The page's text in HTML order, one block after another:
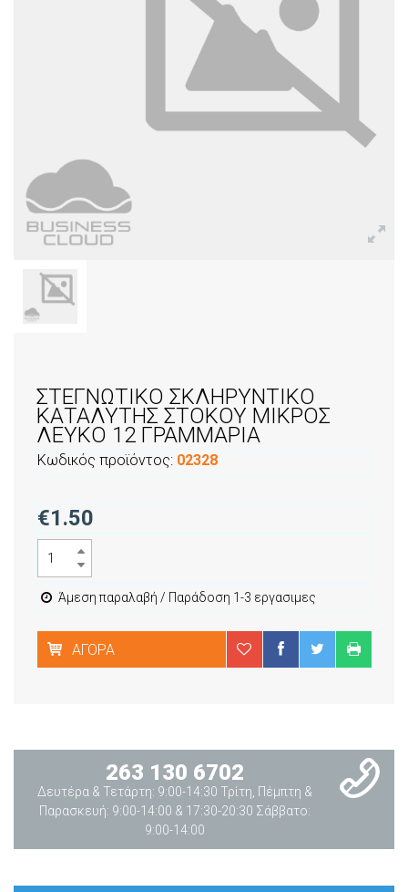
ΣΤΕΓΝΩΤΙΚΟ ΣΚΛΗΡΥΝΤΙΚΟ
ΚΑΤΑΛΥΤΗΣ ΣΤΟΚΟΥ ΜΙΚΡΟΣ
ΛΕΥΚΟ 12 ΓΡΑΜΜΑΡΙΑ
Κωδικός προϊόντος: 02328
€1.50
Άμεση παραλαβή / Παράδοση 1-3 εργασιμες
ΑΓΟΡΆ
263 130 6702
Δευτέρα & Τετάρτη: 9:00-14:30 Τρίτη, Πέμπτη &
Παρασκευή: 9:00-14:00 & 17:30-20:30 Σάββατο:
9:00-14:00